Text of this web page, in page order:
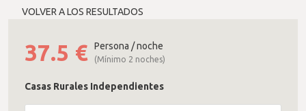
VOLVER A LOS RESULTADOS
37.5 € Persona / noche
(Mínimo 2 noches)
Casas Rurales Independientes